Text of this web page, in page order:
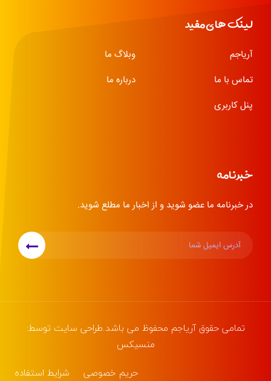
لینک های مفید
آریاجم
وبلاگ ما
تماس با ما
درباره ما
پنل کاربری
خبرنامه
در خبرنامه ما عضو شوید و از اخبار ما مطلع شوید.
تمامی حقوقآریاجم محفوظ می باشد.طراحی سایت توسط:
منسیکس
حریم خصوصی
شرایط استفاده